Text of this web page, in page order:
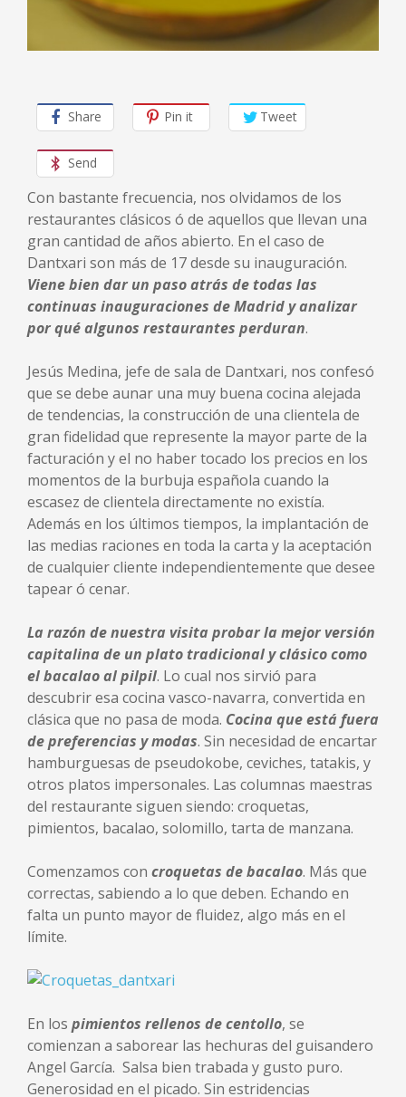
Share Pin it Tweet
Send
Con bastante frecuencia, nos olvidamos de los
restaurantes clásicos ó de aquellos que llevan una
gran cantidad de años abierto. En el caso de
Dantxari son más de 17 desde su inauguración.
Viene bien dar un paso atrás de todas las
continuas inauguraciones de Madrid y analizar
por qué algunos restaurantes perduran.
Jesús Medina, jefe de sala de Dantxari, nos confesó
que se debe aunar una muy buena cocina alejada
de tendencias, la construcción de una clientela de
gran fidelidad que represente la mayor parte de la
facturación y el no haber tocado los precios en los
momentos de la burbuja española cuando la
escasez de clientela directamente no existía.
Además en los últimos tiempos, la implantación de
las medias raciones en toda la carta y la aceptación
de cualquier cliente independientemente que desee
tapear ó cenar.
La razón de nuestra visita probar la mejor versión
capitalina de un plato tradicional y clásico como
el bacalao al pilpil. Lo cual nos sirvió para
descubrir esa cocina vasco-navarra, convertida en
clásica que no pasa de moda. Cocina que está fuera
de preferencias y modas. Sin necesidad de encartar
hamburguesas de pseudokobe, ceviches, tatakis, y
otros platos impersonales. Las columnas maestras
del restaurante siguen siendo: croquetas,
pimientos, bacalao, solomillo, tarta de manzana.
Comenzamos con croquetas de bacalao. Más que
correctas, sabiendo a lo que deben. Echando en
falta un punto mayor de fluidez, algo más en el
límite.
En los pimientos rellenos de centollo, se
comienzan a saborear las hechuras del guisandero
Angel García. Salsa bien trabada y gusto puro.
Generosidad en el picado. Sin estridencias